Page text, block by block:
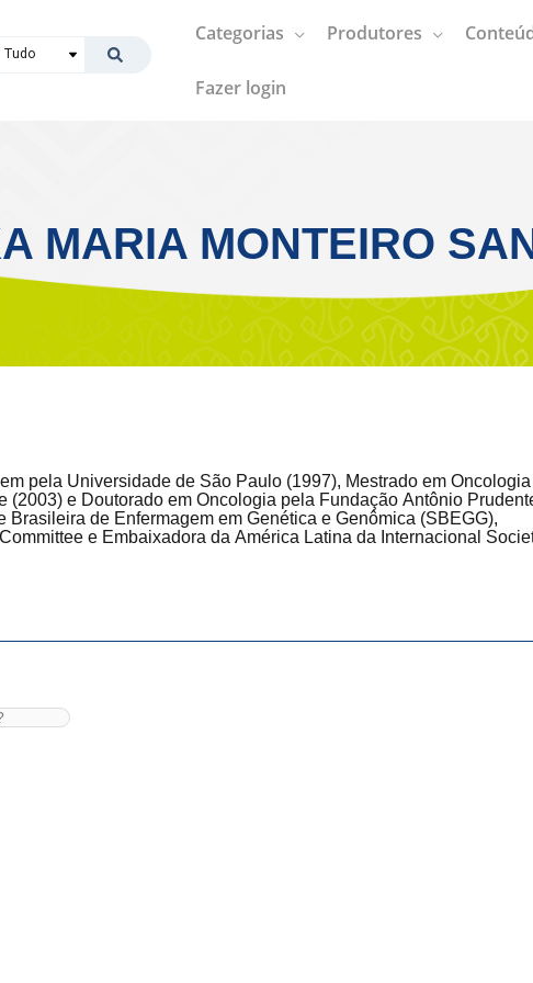
Categorias Produtores
Fazer login
MARIA MONTEIRO
pela Universidade de São Paulo (1997), Mestrado em Oncologia
(2003) e Doutorado em Oncologia pela Fundação Antônio
Brasileira de Enfermagem em Genética e Genômica (SBEGG),
e Embaixadora da América Latina da Internacional